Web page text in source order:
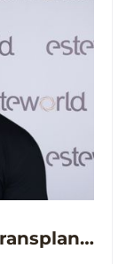
Na een geslaagde haartransplantatie nu Tanden